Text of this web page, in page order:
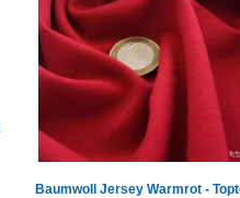
Baumwoll Jersey Warmrot -